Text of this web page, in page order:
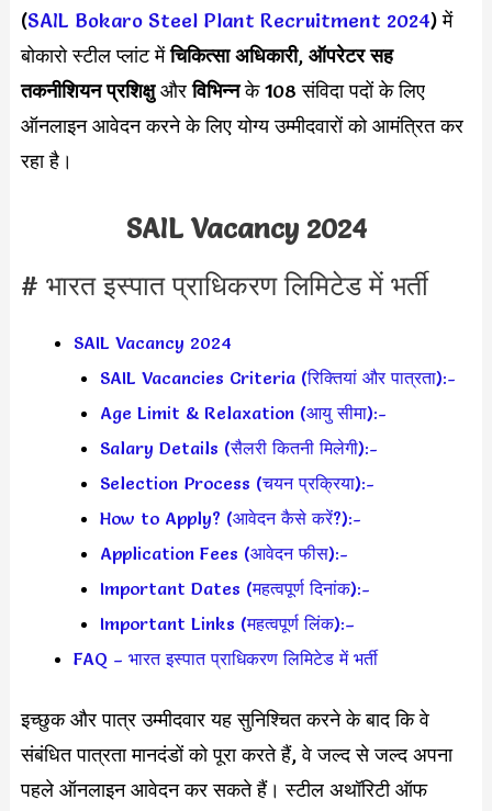
(SAIL Bokaro Steel Plant Recruitment 2024) में
बोकारो स्टील प्लांट मेंचिकित्सा अधिकारी, ऑपरेटर सह
तकनीशियन प्रशिक्षुऔरविभिन्नके 108 संविदा पदों के लिए
ऑनलाइन आवेदन करने के लिए योग्य उम्मीदवारों को आमंत्रित कर
रहा है।
SAIL Vacancy 2024
# भारत इस्पात प्राधिकरण लिमिटेड में भर्ती
SAIL Vacancy 2024
SAIL Vacancies Criteria (रिक्तियां और पात्रता):-
Age Limit & Relaxation (आयु सीमा):-
Salary Details (सैलरी कितनी मिलेगी):-
Selection Process (चयन प्रक्रिया):-
How to Apply? (आवेदन कैसे करें?):-
Application Fees (आवेदन फीस):-
Important Dates (महत्वपूर्ण दिनांक):-
Important Links (महत्वपूर्ण लिंक):–
FAQ – भारत इस्पात प्राधिकरण लिमिटेड में भर्ती
इच्छुक और पात्र उम्मीदवार यह सुनिश्चित करने के बाद कि वे
संबंधित पात्रता मानदंडों को पूरा करते हैं, वे जल्द से जल्द अपना
पहले ऑनलाइन आवेदन कर सकते हैं। स्टील अथॉरिटी ऑफ